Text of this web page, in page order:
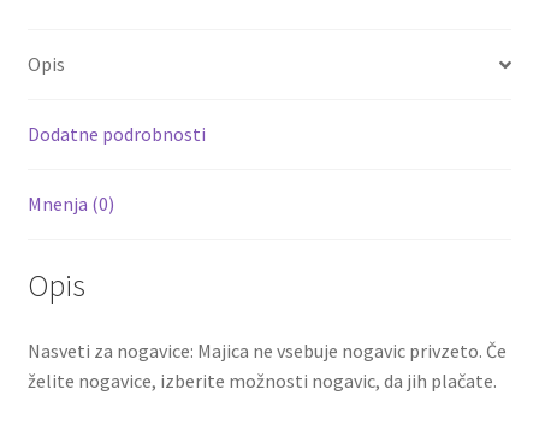
količina
k
Opis
Dodatne podrobnosti
Mnenja (0)
Opis
Nasveti za nogavice: Majica ne vsebuje nogavic privzeto. Če
želite nogavice, izberite možnosti nogavic, da jih plačate.